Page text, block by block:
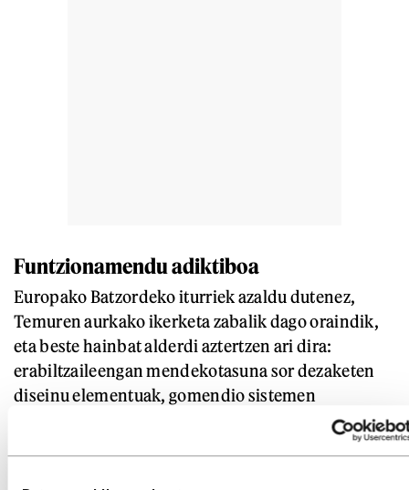
Funtzionamendu adiktiboa
Europako Batzordeko iturriek azaldu dutenez,
Temuren aurkako ikerketa zabalik dago oraindik,
eta beste hainbat alderdi aztertzen ari dira:
erabiltzaileengan mendekotasuna sor dezaketen
diseinu elementuak, gomendio sistemen
gardentasuna, eta datuen babesa, besteak beste.